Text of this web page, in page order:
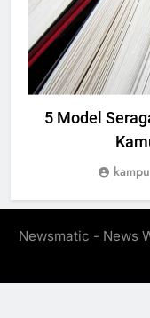
5 Model
Newsmatic - News